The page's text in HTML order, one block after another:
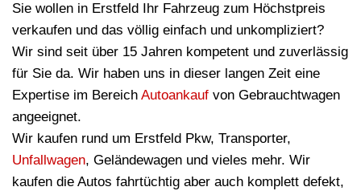
Sie wollen in Erstfeld Ihr Fahrzeug zum Höchstpreis
verkaufen und das völlig einfach und unkompliziert?
Wir sind seit über 15 Jahren kompetent und zuverlässig
für Sie da. Wir haben uns in dieser langen Zeit eine
Expertise im Bereich Autoankauf von Gebrauchtwagen
angeeignet.
Wir kaufen rund um Erstfeld Pkw, Transporter,
Unfallwagen, Geländewagen und vieles mehr. Wir
kaufen die Autos fahrtüchtig aber auch komplett defekt,